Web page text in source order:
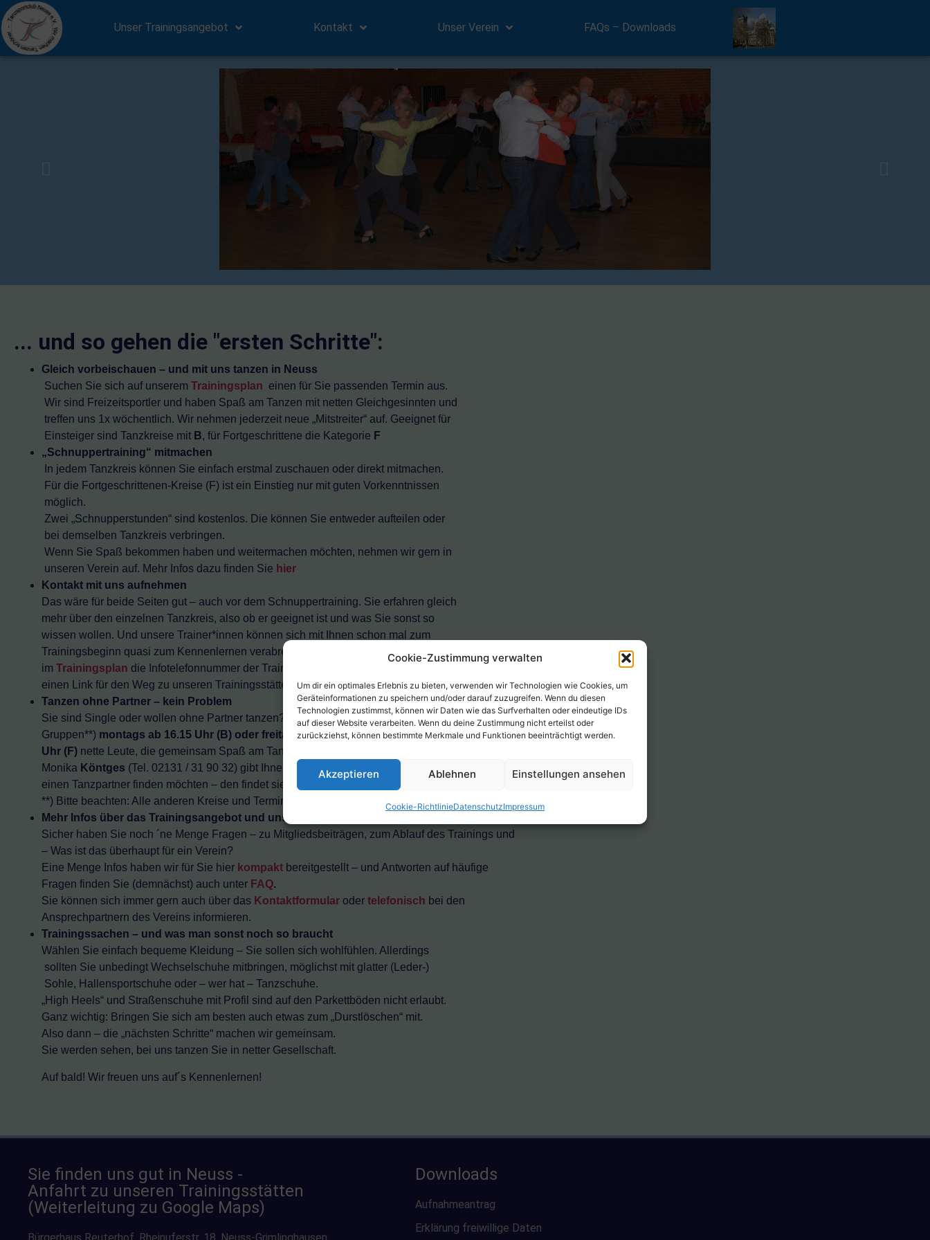
Cookie-Zustimmung verwalten
Um dir ein optimales Erlebnis zu bieten, verwenden wir Technologien wie Cookies, um
Geräteinformationen zu speichern und/oder darauf zuzugreifen. Wenn du diesen
Technologien zustimmst, können wir Daten wie das Surfverhalten oder eindeutige IDs
auf dieser Website verarbeiten. Wenn du deine Zustimmung nicht erteilst oder
zurückziehst, können bestimmte Merkmale und Funktionen beeinträchtigt werden.
Akzeptieren Ablehnen Einstellungen ansehen
Cookie-RichtlinieDatenschutzImpressum
Unser Trainingsangebot Kontakt Unser Verein FAQs – Downloads
... und so gehen die "ersten Schritte":
Gleich vorbeischauen – und mit uns tanzen in Neuss
Suchen Sie sich auf unserem Trainingsplan einen für Sie passenden Termin aus.
Wir sind Freizeitsportler und haben Spaß am Tanzen mit netten Gleichgesinnten und
treffen uns 1x wöchentlich. Wir nehmen jederzeit neue „Mitstreiter“ auf. Geeignet für
Einsteiger sind Tanzkreise mit B, für Fortgeschrittene die Kategorie F
„Schnuppertraining“ mitmachen
In jedem Tanzkreis können Sie einfach erstmal zuschauen oder direkt mitmachen.
Für die Fortgeschrittenen-Kreise (F) ist ein Einstieg nur mit guten Vorkenntnissen
möglich.
Zwei „Schnupperstunden“ sind kostenlos. Die können Sie entweder aufteilen oder
bei demselben Tanzkreis verbringen.
Wenn Sie Spaß bekommen haben und weitermachen möchten, nehmen wir gern in
unseren Verein auf. Mehr Infos dazu finden Sie hier
Kontakt mit uns aufnehmen
Das wäre für beide Seiten gut – auch vor dem Schnuppertraining. Sie erfahren gleich
mehr über den einzelnen Tanzkreis, also ob er geeignet ist und was Sie sonst so
wissen wollen. Und unsere Trainer*innen können sich mit Ihnen schon mal zum
Trainingsbeginn quasi zum Kennenlernen verabreden. Zu jedem Tanzkreis finden Sie
im Trainingsplan die Infotelefonnummer der Trainer*innen – und natürlich die Zeiten, Orte und
einen Link für den Weg zu unseren Trainingsstätten in Neuss .
Tanzen ohne Partner – kein Problem
Sie sind Single oder wollen ohne Partner tanzen? Dann finden Sie in den
Gruppen**) montags ab 16.15 Uhr (B) oder freitags ab 18.30 Uhr (B) und dienstags ab 18.30
Uhr (F) nette Leute, die gemeinsam Spaß am Tanzen haben.
Monika Köntges (Tel. 02131 / 31 90 32) gibt Ihnen gern nähere Infos dazu. Und wenn Sie doch
einen Tanzpartner finden möchten – den findet sie manchmal auch….
**) Bitte beachten: Alle anderen Kreise und Termine sind für den Paartanz bestimmt
Mehr Infos über das Trainingsangebot und unseren Verein
Sicher haben Sie noch ´ne Menge Fragen – zu Mitgliedsbeiträgen, zum Ablauf des Trainings und
– Was ist das überhaupt für ein Verein?
Eine Menge Infos haben wir für Sie hier kompakt bereitgestellt – und Antworten auf häufige
Fragen finden Sie (demnächst) auch unter FAQ.
Sie können sich immer gern auch über das Kontaktformular oder telefonisch bei den
Ansprechpartnern des Vereins informieren.
Trainingssachen – und was man sonst noch so braucht
Wählen Sie einfach bequeme Kleidung – Sie sollen sich wohlfühlen. Allerdings
sollten Sie unbedingt Wechselschuhe mitbringen, möglichst mit glatter (Leder-)
Sohle, Hallensportschuhe oder – wer hat – Tanzschuhe.
„High Heels“ und Straßenschuhe mit Profil sind auf den Parkettböden nicht erlaubt.
Ganz wichtig: Bringen Sie sich am besten auch etwas zum „Durstlöschen“ mit.
Also dann – die „nächsten Schritte“ machen wir gemeinsam.
Sie werden sehen, bei uns tanzen Sie in netter Gesellschaft.
Auf bald! Wir freuen uns auf´s Kennenlernen!
Sie finden uns gut in Neuss -
Anfahrt zu unseren Trainingsstätten
(Weiterleitung zu Google Maps)
Downloads
Aufnahmeantrag
Erklärung freiwillige Daten